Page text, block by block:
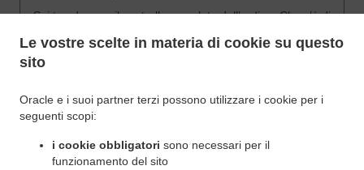
Le vostre scelte in materia di cookie su questo
sito
Oracle e i suoi partner terzi possono utilizzare i cookie per i
seguenti scopi:
i cookie obbligatori sono necessari per il
funzionamento del sito
Sei tu ad avere il controllo completo dell’ordine. Che c’è di